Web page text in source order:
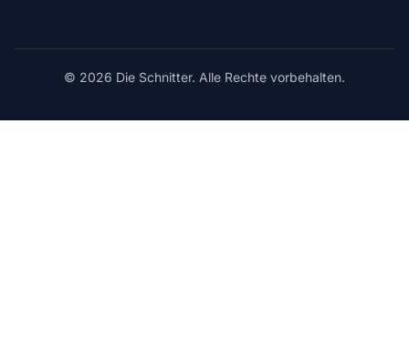
© 2026 Die Schnitter. Alle Rechte vorbehalten.